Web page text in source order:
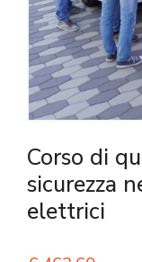
Corso di
sicurezza
elettrici